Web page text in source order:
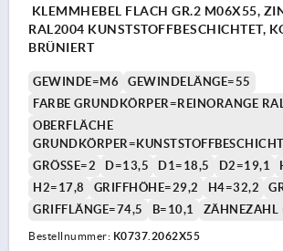
KLEMMHEBEL FLACH GR.2 M06X55,
RAL2004 KUNSTSTOFFBESCHICHTET,
BRÜNIERT
GEWINDE=M6
GEWINDELÄNGE=55
FARBE GRUNDKÖRPER=REINORANGE
OBERFLÄCHE
GRÖSSE=2
D=13,5 D1=18,5 D2=19,1
H2=17,8
GRIFFHÖHE=29,2 H4=32,2
GRIFFLÄNGE=74,5
B=10,1 ZÄHNEZAHL
Bestellnummer: K0737.2062X55